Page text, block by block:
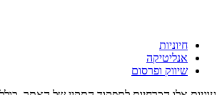
חיוניות
אנליטיקה
שיווק ופרסום